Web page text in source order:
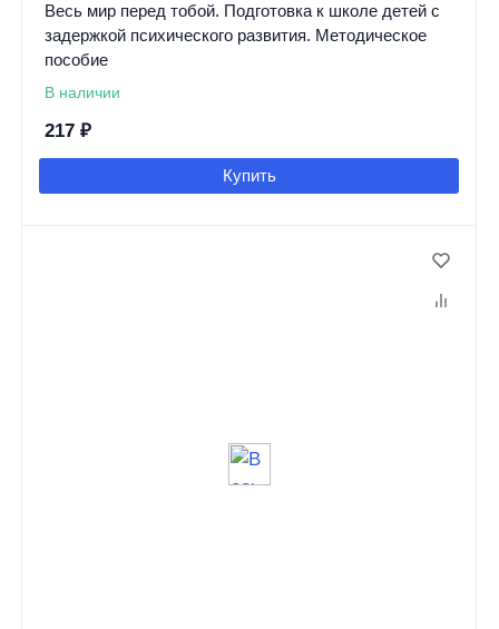
Весь мир перед тобой. Подготовка к школе детей с
задержкой психического развития. Методическое
пособие
В наличии
217 ₽
Купить